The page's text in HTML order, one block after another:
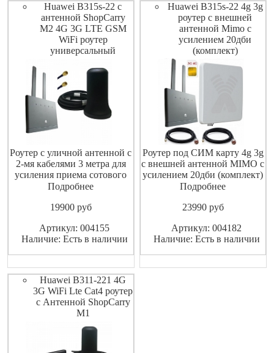
Huawei B315s-22 с
антенной ShopCarry
M2 4G 3G LTE GSM
WiFi роутер
универсальный
Роутер с уличной антенной с
2-мя кабелями 3 метра для
усиления приема сотового
сигнала 4G 3G роутер WiFi
универсальный работает со
GSM ТЕЛЕ2 МТС Мегафон
Билайн имеет разъемы под
Подробнее
19900pуб
Артикул: 004155
Наличие: Есть в наличии
Huawei B315s-22 4g 3g
роутер с внешней
антенной Mimo с
усилением 20дби
(комплект)
Роутер под СИМ карту 4g 3g
с внешней антенной MIMO с
усилением 20дби (комплект)
4G 3G Роутер WI-FI с
работает со всеми
3G 4G LTE Huawei B315s-22
комплект, в комплект входит
Подробнее
23990pуб
Артикул: 004182
Наличие: Есть в наличии
Huawei B311-221 4G
3G WiFi Lte Cat4 роутер
с Антенной ShopCarry
M1